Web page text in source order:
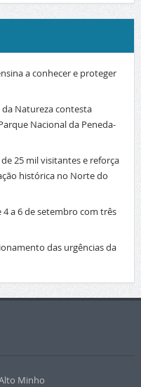
a conhecer e proteger
da Natureza contesta
Nacional da Peneda-
25 mil visitantes e reforça
histórica no Norte do
4 a 6 de setembro com três
das urgências da
Minho